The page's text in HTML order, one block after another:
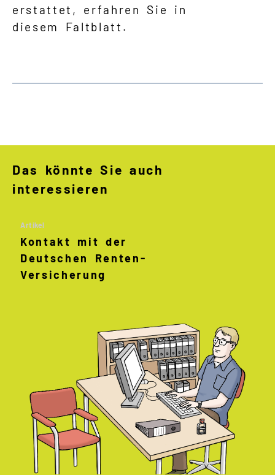
erstattet, erfahren Sie in
diesem Faltblatt.
Das könnte Sie auch
interessieren
Artikel
Kontakt mit der
Deutschen Renten-
Versicherung